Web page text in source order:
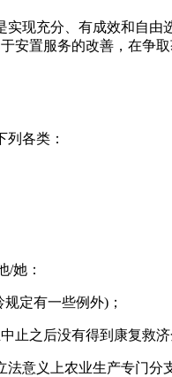
实现充分、有成效和自
安置服务的改善，在争
列各类：
/她：
定有一些例外)；
止之后没有得到康复救
意义上农业生产专门分